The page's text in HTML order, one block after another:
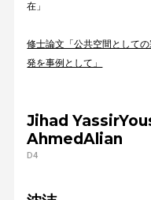
在」
修士論文「公共空間として
発を事例として」
Jihad
AhmedAlian
D4